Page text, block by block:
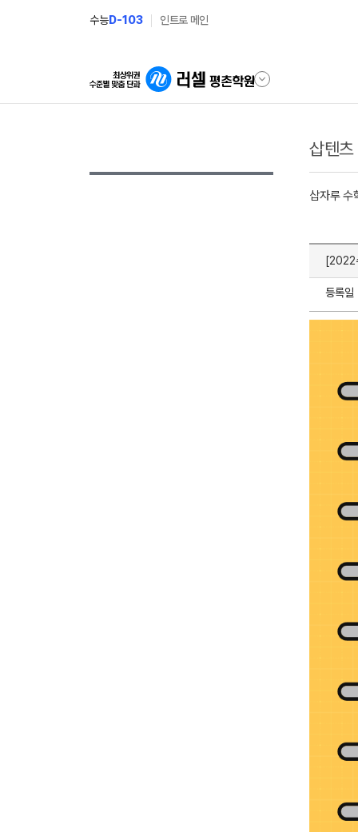
수능D-103 인트로 메인
삽텐츠
삽자루 수
[2022
등록일